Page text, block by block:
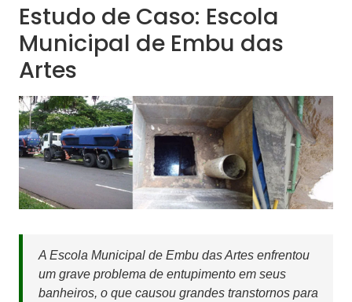
Estudo de Caso: Escola
Municipal de Embu das
Artes
A Escola Municipal de Embu das Artes enfrentou
um grave problema de entupimento em seus
banheiros, o que causou grandes transtornos para